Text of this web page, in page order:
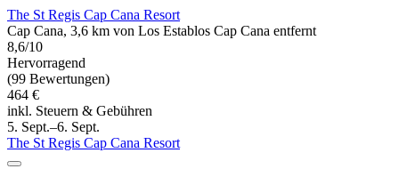
The St Regis Cap Cana Resort
Cap Cana, 3,6 km von Los Establos Cap Cana entfernt
8,6/10
Hervorragend
(99 Bewertungen)
464 €
inkl. Steuern & Gebühren
5. Sept.–6. Sept.
The St Regis Cap Cana Resort